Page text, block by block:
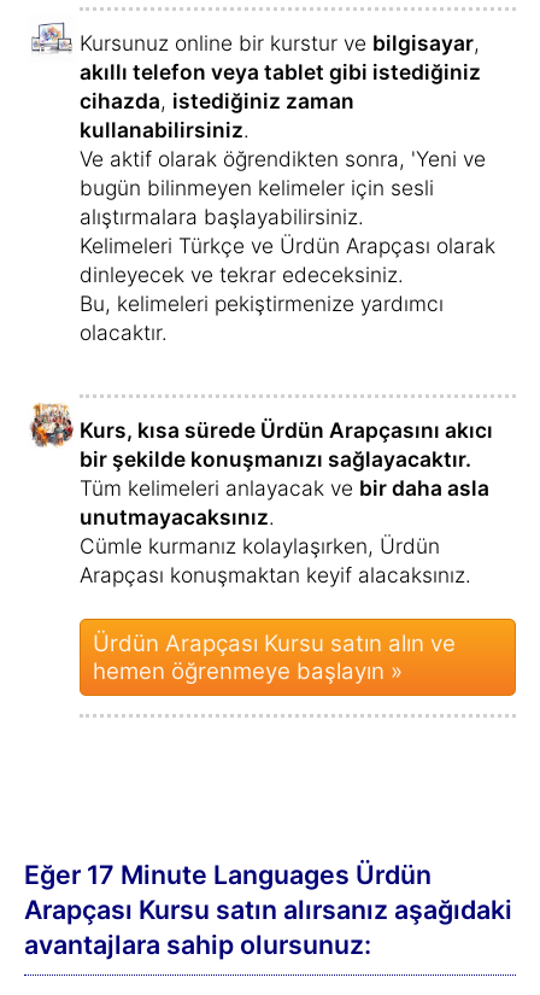
Kursunuz online bir kurstur ve bilgisayar,
akıllı telefon veya tablet gibi istediğiniz
cihazda, istediğiniz zaman
kullanabilirsiniz.
Ve aktif olarak öğrendikten sonra, 'Yeni ve
bugün bilinmeyen kelimeler için sesli
alıştırmalara başlayabilirsiniz.
Kelimeleri Türkçe ve Ürdün Arapçası olarak
dinleyecek ve tekrar edeceksiniz.
Bu, kelimeleri pekiştirmenize yardımcı
olacaktır.
Kurs, kısa sürede Ürdün Arapçasını akıcı
bir şekilde konuşmanızı sağlayacaktır.
Tüm kelimeleri anlayacak ve bir daha asla
unutmayacaksınız.
Cümle kurmanız kolaylaşırken, Ürdün
Arapçası konuşmaktan keyif alacaksınız.
Ürdün Arapçası Kursu satın alın ve
hemen öğrenmeye başlayın »
Eğer 17 Minute Languages Ürdün
Arapçası Kursu satın alırsanız aşağıdaki
avantajlara sahip olursunuz: